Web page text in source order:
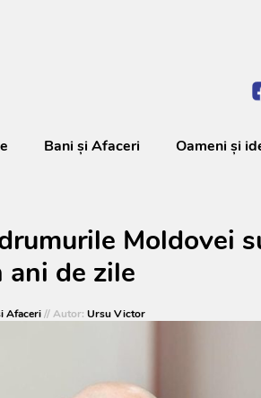
Bani și Afaceri Oameni şi
Moldovei
ani de zile
Afaceri// Autor: Ursu Victor